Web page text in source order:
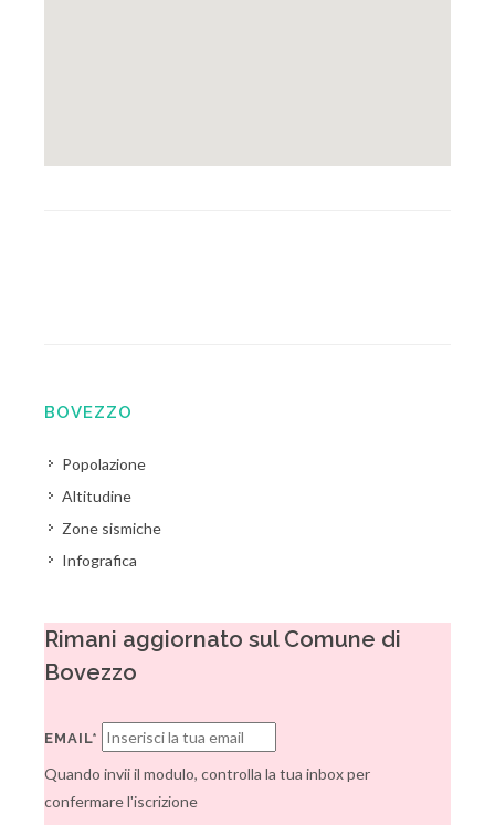
BOVEZZO
Popolazione
Altitudine
Zone sismiche
Infografica
Rimani aggiornato sul Comune di
Bovezzo
EMAIL*
Quando invii il modulo, controlla la tua inbox per
confermare l'iscrizione